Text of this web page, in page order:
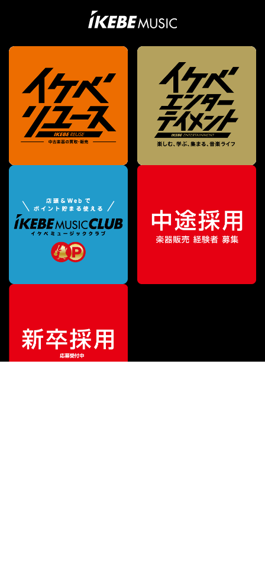
販売価格¥13,200（税込）